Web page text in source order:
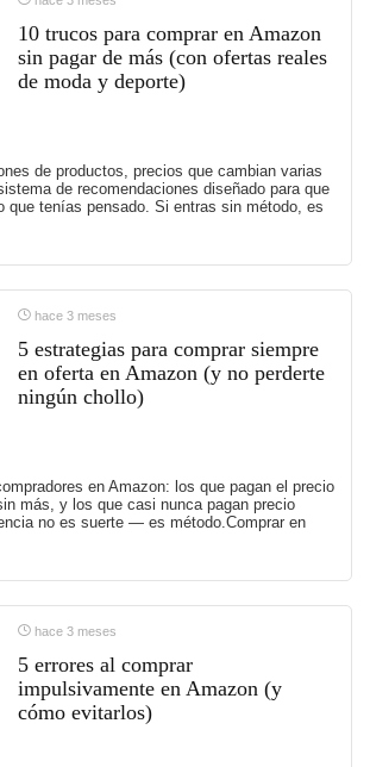
10 trucos para comprar en Amazon
sin pagar de más (con ofertas reales
de moda y deporte)
de productos, precios que cambian varias
de recomendaciones diseñado para que
que tenías pensado. Si entras sin método, es
hace 3 meses
5 estrategias para comprar siempre
en oferta en Amazon (y no perderte
ningún chollo)
en Amazon: los que pagan el precio
más, y los que casi nunca pagan precio
no es suerte — es método.Comprar en
hace 3 meses
5 errores al comprar
impulsivamente en Amazon (y
cómo evitarlos)